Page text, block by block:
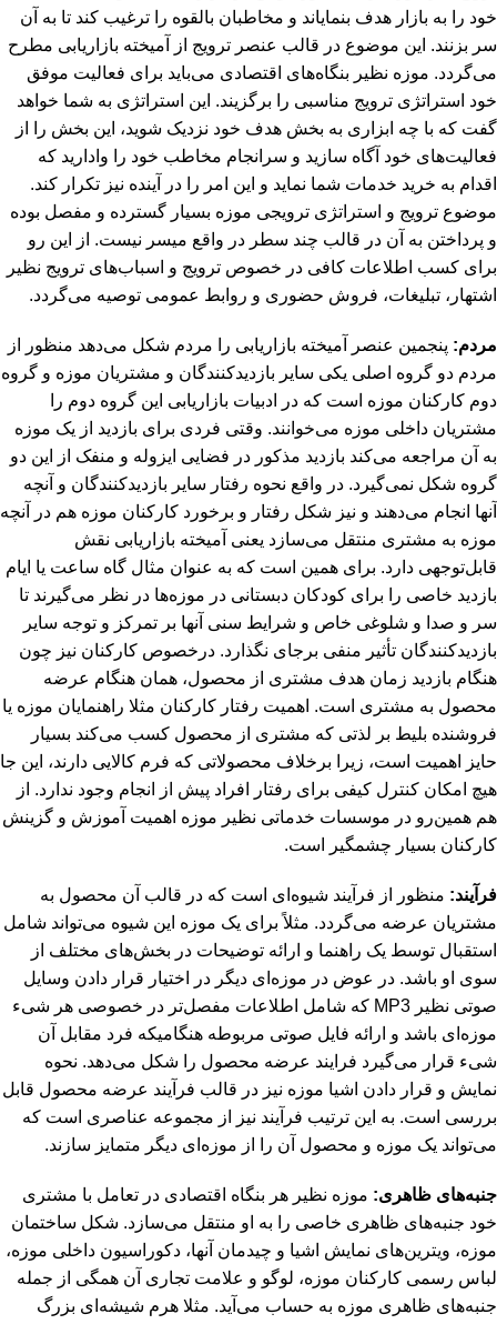
خود را به بازار هدف بنمایاند و مخاطبان بالقوه را ترغیب کند تا به آن
سر بزنند. این موضوع در قالب عنصر ترویج از آمیخته بازاریابی مطرح
می‌گردد. موزه نظیر بنگاه‌های اقتصادی می‌باید برای فعالیت موفق
خود استراتژی ترویج مناسبی را برگزیند. این استراتژی به شما خواهد
گفت که با چه ابزاری به بخش هدف خود نزدیک شوید، این بخش را از
فعالیت‌های خود آگاه سازید و سرانجام مخاطب خود را وادارید که
اقدام به خرید خدمات شما نماید و این امر را در آینده نیز تکرار کند.
موضوع ترویج و استراتژی ترویجی موزه بسیار گسترده و مفصل بوده
و پرداختن به آن در قالب چند سطر در واقع میسر نیست. از این رو
برای کسب اطلاعات کافی در خصوص ترویج و اسباب‌های ترویج نظیر
اشتهار، تبلیغات، فروش حضوری و روابط عمومی توصیه می‌گردد.
مردم: پنجمین عنصر آمیخته بازاریابی را مردم شکل می‌دهد منظور از
مردم دو گروه اصلی یکی سایر بازدیدکنندگان و مشتریان موزه و گروه
دوم کارکنان موزه است که در ادبیات بازاریابی این گروه دوم را
مشتریان داخلی موزه می‌خوانند. وقتی فردی برای بازدید از یک موزه
به آن مراجعه می‌کند بازدید مذکور در فضایی ایزوله و منفک از این دو
گروه شکل نمی‌گیرد. در واقع نحوه رفتار سایر بازدیدکنندگان و آنچه
آنها انجام می‌دهند و نیز شکل رفتار و برخورد کارکنان موزه هم در آنچه
موزه به مشتری منتقل می‌سازد یعنی آمیخته بازاریابی نقش
قابل‌توجهی دارد. برای همین است که به عنوان مثال گاه ساعت یا ایام
بازدید خاصی را برای کودکان دبستانی در موزه‌ها در نظر می‌گیرند تا
سر و صدا و شلوغی خاص و شرایط سنی آنها بر تمرکز و توجه سایر
بازدیدکنندگان تأثیر منفی برجای نگذارد. درخصوص کارکنان نیز چون
هنگام بازدید زمان هدف مشتری از محصول، همان هنگام عرضه
محصول به مشتری است. اهمیت رفتار کارکنان مثلا راهنمایان موزه یا
فروشنده بلیط بر لذتی که مشتری از محصول کسب می‌کند بسیار
حایز اهمیت است، زیرا برخلاف محصولاتی که فرم کالایی دارند، این جا
هیچ امکان کنترل کیفی برای رفتار افراد پیش از انجام وجود ندارد. از
هم همین‌رو در موسسات خدماتی نظیر موزه اهمیت آموزش و گزینش
کارکنان بسیار چشمگیر است.
فرآیند: منظور از فرآیند شیوه‌ای است که در قالب آن محصول به
مشتریان عرضه می‌گردد. مثلاً برای یک موزه این شیوه می‌تواند شامل
استقبال توسط یک راهنما و ارائه توضیحات در بخش‌های مختلف از
سوی او باشد. در عوض در موزه‌ای دیگر در اختیار قرار دادن وسایل
صوتی نظیر MP3 که شامل اطلاعات مفصل‌تر در خصوصی هر شیء
موزه‌ای باشد و ارائه فایل صوتی مربوطه هنگامیکه فرد مقابل آن
شیء قرار می‌گیرد فرایند عرضه محصول را شکل می‌دهد. نحوه
نمایش و قرار دادن اشیا موزه نیز در قالب فرآیند عرضه محصول قابل
بررسی است. به این ترتیب فرآیند نیز از مجموعه عناصری است که
می‌تواند یک موزه و محصول آن را از موزه‌ای دیگر متمایز سازند.
جنبه‌های ظاهری: موزه نظیر هر بنگاه اقتصادی در تعامل با مشتری
خود جنبه‌های ظاهری خاصی را به او منتقل می‌سازد. شکل ساختمان
موزه، ویترین‌های نمایش اشیا و چیدمان آنها، دکوراسیون داخلی موزه،
لباس رسمی کارکنان موزه، لوگو و علامت تجاری آن همگی از جمله
جنبه‌های ظاهری موزه به حساب می‌آید. مثلا هرم شیشه‌ای بزرگ